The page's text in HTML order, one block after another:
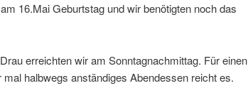
16.Mai Geburtstag und wir benötigten noch das
erreichten wir am Sonntagnachmittag. Für einen
halbwegs anständiges Abendessen reicht es.